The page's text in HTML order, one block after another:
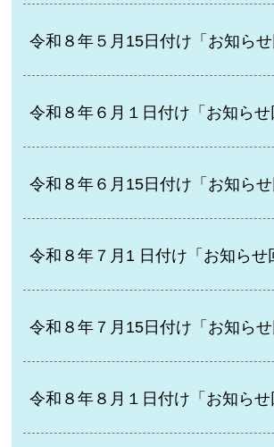
令和８年５月15日付け「お知らせ
令和８年６月１日付け「お知らせ
令和８年６月15日付け「お知らせ
令和８年７月1 日付け「お知らせ
令和８年７月15日付け「お知らせ
令和８年８月１日付け「お知らせ